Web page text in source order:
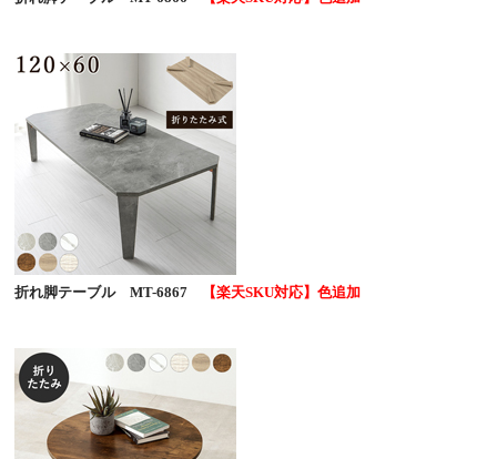
折れ脚テーブル MT-6867 【楽天SKU対応】色追加